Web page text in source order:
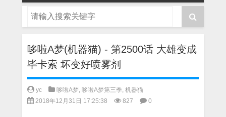
哆啦A梦(机器猫) - 第2500话 大雄变成
毕卡索 坏变好喷雾剂
yc 哆啦A梦, 哆啦A梦第三季, 机器猫
2018年12月31日 17:25:38
827 0